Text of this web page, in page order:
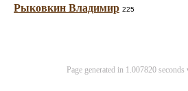
Рыковкин Владимир 225
Page generated in 1.007820